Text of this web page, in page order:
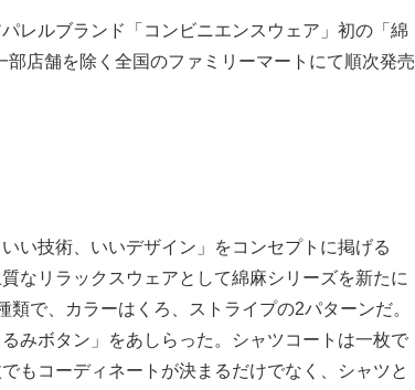
レルブランド「コンビニエンスウェア」初の「綿
店舗を除く全国のファミリーマートにて順次発売
い技術、いいデザイン」をコンセプトに掲げる
なリラックスウェアとして綿麻シリーズを新たに
で、カラーはくろ、ストライプの2パターンだ。
みボタン」をあしらった。シャツコートは一枚で
もコーディネートが決まるだけでなく、シャツと